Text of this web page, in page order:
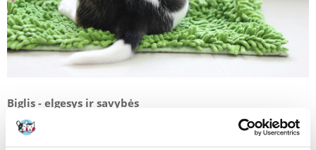
Biglis - elgesys ir savybės
Biglis yra meilus, nemėgsta vienatvės, vertina globėjo
draugiją. Jis taip pat nerodo svetimų žmonių baimės.